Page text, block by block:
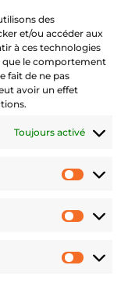
des
et/ou accéder aux
à ces technologies
que le comportement
fait de ne pas
avoir un effet
Toujours activé